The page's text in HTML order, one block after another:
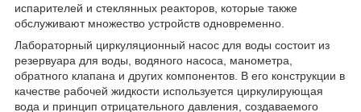
испарителей и стеклянных реакторов, которые также
обслуживают множество устройств одновременно.
Лабораторный циркуляционный насос для воды состоит из
резервуара для воды, водяного насоса, манометра,
обратного клапана и других компонентов. В его конструкции в
качестве рабочей жидкости используется циркулирующая
вода и принцип отрицательного давления, создаваемого